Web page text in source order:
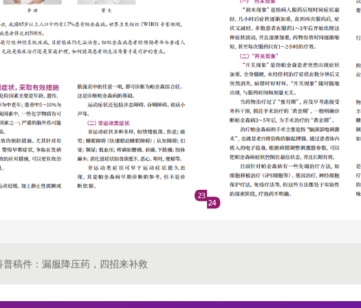
普稿件：漏服降压药，四招来补救